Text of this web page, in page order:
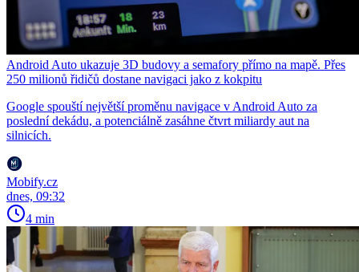
Android Auto ukazuje 3D budovy a semafory přímo na mapě. Přes
250 milionů řidičů dostane navigaci jako z kokpitu
Google spouští největší proměnu navigace v Android Auto za
poslední dekádu, a potenciálně zasáhne čtvrt miliardy aut na
silnicích.
Mobify.cz
dnes, 09:32
4 min